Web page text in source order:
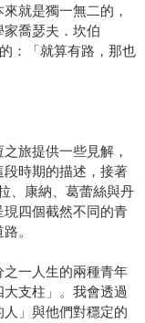
就是獨一無二的，
喬瑟夫．坎伯
：「就算有路，那也
旅提供一些見解，
時期的描述，接著
、康納、葛蕾絲與丹
四個截然不同的青
。
一人生的兩種青年
支柱」。我會透過
」與他們對穩定的